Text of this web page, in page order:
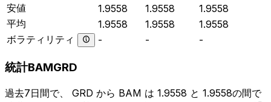
安値
1.9558 1.9558
1.9558
平均
1.9558 1.9558
1.9558
ボラティリティ
- - -
統計BAMGRD
過去7日間で、 GRD から BAM は 1.9558 と 1.9558の間で